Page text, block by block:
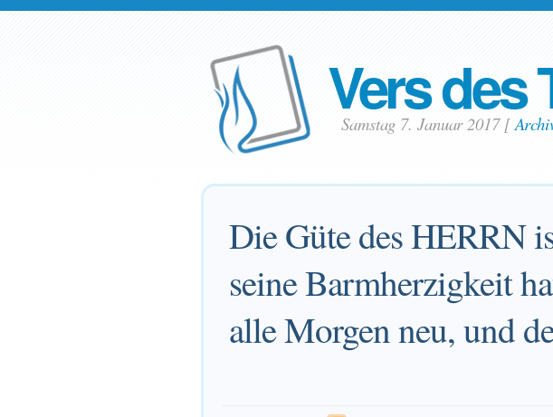
Vers des
Samstag 7. Januar 2017 [
Die Güte des HERRN
seine Barmherzigkeit
alle Morgen neu, und